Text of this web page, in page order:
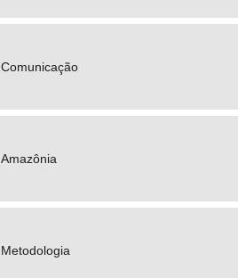
Comunicação
Amazônia
Metodologia